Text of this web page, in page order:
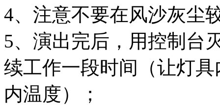
4、注意不要在风沙灰
5、演出完后，用控制台
续工作一段时间（让灯
内温度）；